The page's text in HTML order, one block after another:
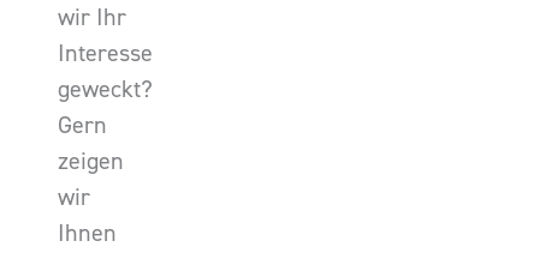
wir Ihr
Interesse
geweckt?
Gern
zeigen
wir
Ihnen